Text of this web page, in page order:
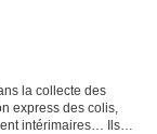
la collecte des
express des colis,
intérimaires… Ils